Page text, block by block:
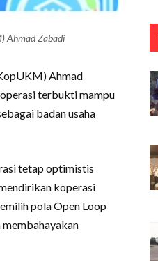
Ahmad Zabadi
Ahmad
terbukti mampu
badan usaha
tetap optimistis
koperasi
pola Open Loop